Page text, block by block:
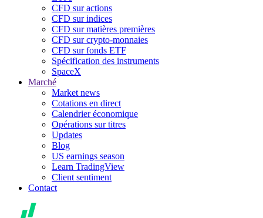
CFD sur actions
CFD sur indices
CFD sur matières premières
CFD sur crypto-monnaies
CFD sur fonds ETF
Spécification des instruments
SpaceX
Marché
Market news
Cotations en direct
Calendrier économique
Opérations sur titres
Updates
Blog
US earnings season
Learn TradingView
Client sentiment
Contact